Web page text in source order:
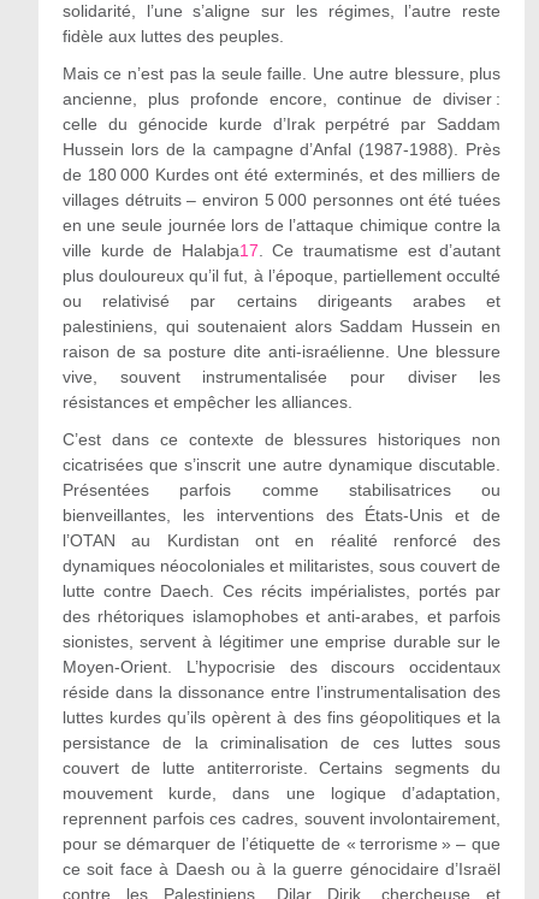
solidarité, l’une s’aligne sur les régimes, l’autre reste
fidèle aux luttes des peuples.
Mais ce n’est pas la seule faille. Une autre blessure, plus
ancienne, plus profonde encore, continue de diviser :
celle du génocide kurde
d’Irak perpétré par Saddam
Hussein lors de la campagne d’Anfal (1987-1988). Près
de 180 000 Kurdes ont été exterminés, et des milliers de
villages détruits – environ 5 000 personnes ont été tuées
en une seule journée lors de l’attaque chimique contre la
ville kurde de Halabja17 . Ce traumatisme est d’autant
plus douloureux qu’il fut, à l’époque, partiellement occulté
ou relativisé par certains dirigeants arabes et
palestiniens, qui soutenaient alors Saddam Hussein en
raison de sa posture dite anti-israélienne. Une blessure
vive, souvent instrumentalisée pour diviser les
résistances et empêcher les alliances.
C’est dans ce contexte de blessures historiques non
cicatrisées que s’inscrit une autre dynamique discutable.
Présentées parfois comme stabilisatrices ou
bienveillantes, les interventions des États-Unis et de
l’OTAN au Kurdistan ont en réalité renforcé des
dynamiques néocoloniales et militaristes, sous couvert de
lutte contre Daech. Ces récits impérialistes, portés par
des rhétoriques islamophobes et anti-arabes, et parfois
sionistes, servent à légitimer une emprise durable sur le
Moyen-Orient. L’hypocrisie des discours occidentaux
réside dans la dissonance entre l’instrumentalisation des
luttes kurdes qu’ils opèrent à des fins géopolitiques et la
persistance de la criminalisation de ces luttes sous
couvert de lutte antiterroriste. Certains segments du
mouvement kurde, dans une logique d’adaptation,
reprennent parfois ces cadres, souvent involontairement,
pour se démarquer de l’étiquette de « terrorisme » – que
ce soit face à Daesh ou à la guerre génocidaire d’Israël
contre les Palestiniens. Dilar Dirik, chercheuse et